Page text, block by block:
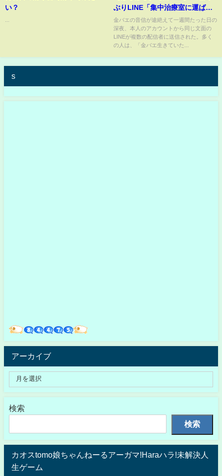
い？
ぶりLINE「集中治療室に運ばれ
てた」しかし、◯害説も? 疑惑消
えず!? 11月11日
金バエの音信が途絶えて一週間たった日の
深夜、本人のアカウントから同じ文面の
LINEが複数の配信者に送信された。多く
の人は、「金バエ生きていた...
s
アーカイブ
検索
検索
カオスtomo娘ちゃんねーるアーガマ!Haraハラ!未解決人
生ゲーム